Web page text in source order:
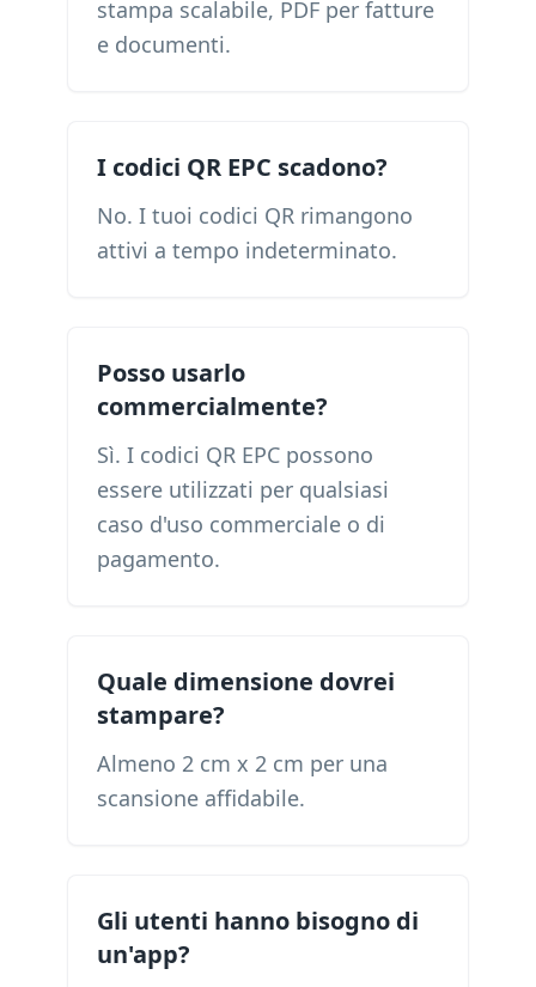
stampa scalabile, PDF per fatture
e documenti.
I codici QR EPC scadono?
No. I tuoi codici QR rimangono
attivi a tempo indeterminato.
Posso usarlo
commercialmente?
Sì. I codici QR EPC possono
essere utilizzati per qualsiasi
caso d'uso commerciale o di
pagamento.
Quale dimensione dovrei
stampare?
Almeno 2 cm x 2 cm per una
scansione affidabile.
Gli utenti hanno bisogno di
un'app?